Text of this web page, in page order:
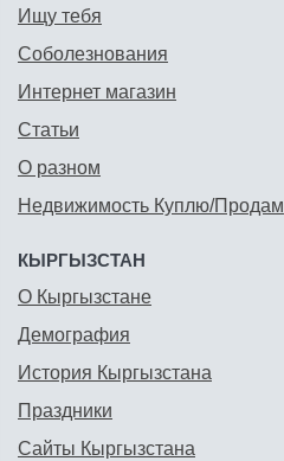
Ищу тебя
Соболезнования
Интернет магазин
Статьи
О разном
Недвижимость Куплю/Продам
КЫРГЫЗСТАН
О Кыргызстане
Демография
История Кыргызстана
Праздники
Сайты Кыргызстана